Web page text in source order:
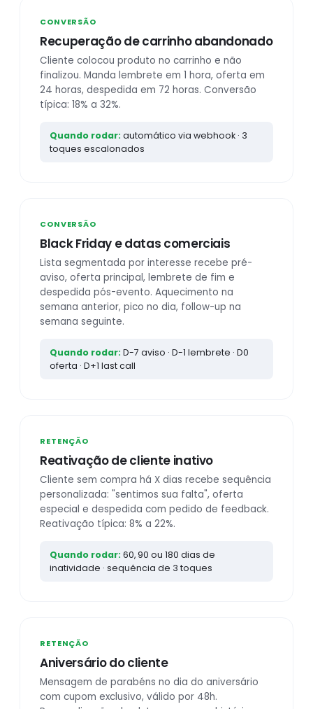
CONVERSÃO
Recuperação de carrinho abandonado
Cliente colocou produto no carrinho e não
finalizou. Manda lembrete em 1 hora, oferta em
24 horas, despedida em 72 horas. Conversão
típica: 18% a 32%.
Quando rodar: automático via webhook · 3
toques escalonados
CONVERSÃO
Black Friday e datas comerciais
Lista segmentada por interesse recebe pré-
aviso, oferta principal, lembrete de fim e
despedida pós-evento. Aquecimento na
semana anterior, pico no dia, follow-up na
semana seguinte.
Quando rodar: D-7 aviso · D-1 lembrete · D0
oferta · D+1 last call
RETENÇÃO
Reativação de cliente inativo
Cliente sem compra há X dias recebe sequência
personalizada: "sentimos sua falta", oferta
especial e despedida com pedido de feedback.
Reativação típica: 8% a 22%.
Quando rodar: 60, 90 ou 180 dias de
inatividade · sequência de 3 toques
RETENÇÃO
Aniversário do cliente
Mensagem de parabéns no dia do aniversário
com cupom exclusivo, válido por 48h.